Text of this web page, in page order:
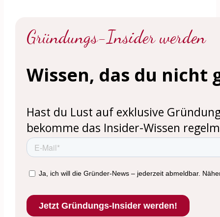
Gründungs-Insider werden
Wissen, das du nicht
Hast du Lust auf exklusive
bekomme das Insider-Wissen